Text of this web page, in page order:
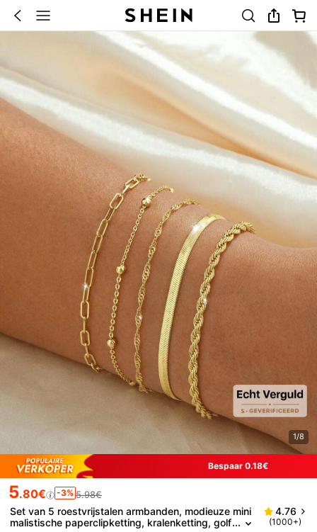
1/8
Bespaar 0.18€
5.80€ -3% 5.98€
Set van 5 roestvrijstalen armbanden, modieuze mini
malistische paperclipketting, kralenketting, golf
4.76
(1000+)